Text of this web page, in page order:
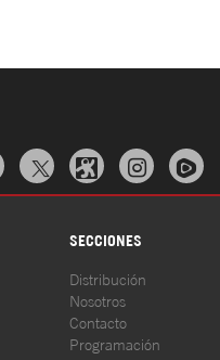
  
SECCIONES
Distribución
Nosotros
Contacto
Programación